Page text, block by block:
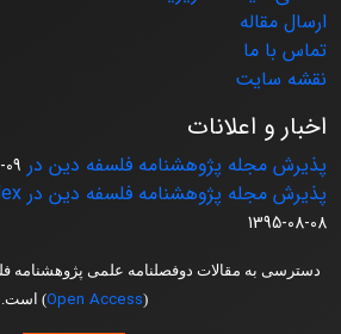
ارسال مقاله
تماس با ما
نقشه سایت
اخبار و اعلانات
پذیرش مجله پژوهشنامه فلسفه دین در philpapers
پذیرش مجله پژوهشنامه فلسفه دین در Philosopher's Index
1395-08-08
دسترسی به مقالات دوفصلنامه علمی پژوهشنامه
(
Open Access) است.